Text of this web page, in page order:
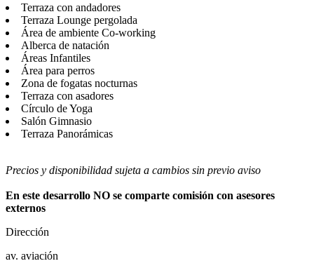
Terraza con andadores
Terraza Lounge pergolada
Área de ambiente Co-working
Alberca de natación
Áreas Infantiles
Área para perros
Zona de fogatas nocturnas
Terraza con asadores
Círculo de Yoga
Salón Gimnasio
Terraza Panorámicas
Precios y disponibilidad sujeta a cambios sin previo aviso
En este desarrollo NO se comparte comisión con asesores
externos
Dirección
av. aviación